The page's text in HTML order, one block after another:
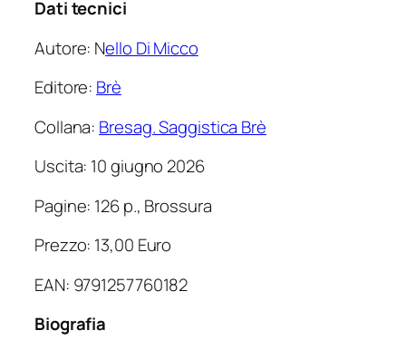
Dati tecnici
Autore: Nello Di Micco
Editore: Brè
Collana: Bresag. Saggistica Brè
Uscita: 10 giugno 2026
Pagine: 126 p., Brossura
Prezzo: 13,00 Euro
EAN: 9791257760182
Biografia